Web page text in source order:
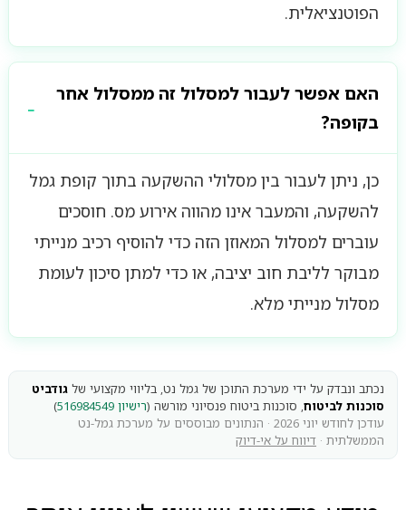
הפוטנציאלית.
האם אפשר לעבור למסלול זה ממסלול אחר
בקופה?
כן, ניתן לעבור בין מסלולי ההשקעה בתוך קופת גמל
להשקעה, והמעבר אינו מהווה אירוע מס. חוסכים
עוברים למסלול המאוזן הזה כדי להוסיף רכיב מנייתי
מבוקר לליבת חוב יציבה, או כדי למתן סיכון לעומת
מסלול מנייתי מלא.
נכתב ונבדק על ידי מערכת התוכן של גמל נט, בליווי מקצועי של גודביט
סוכנות לביטוח, סוכנות ביטוח פנסיוני מורשה (רישיון 516984549
)
עודכן לחודש יוני 2026 · הנתונים מבוססים על מערכת גמל-נט
הממשלתית · דיווח על אי-דיוק